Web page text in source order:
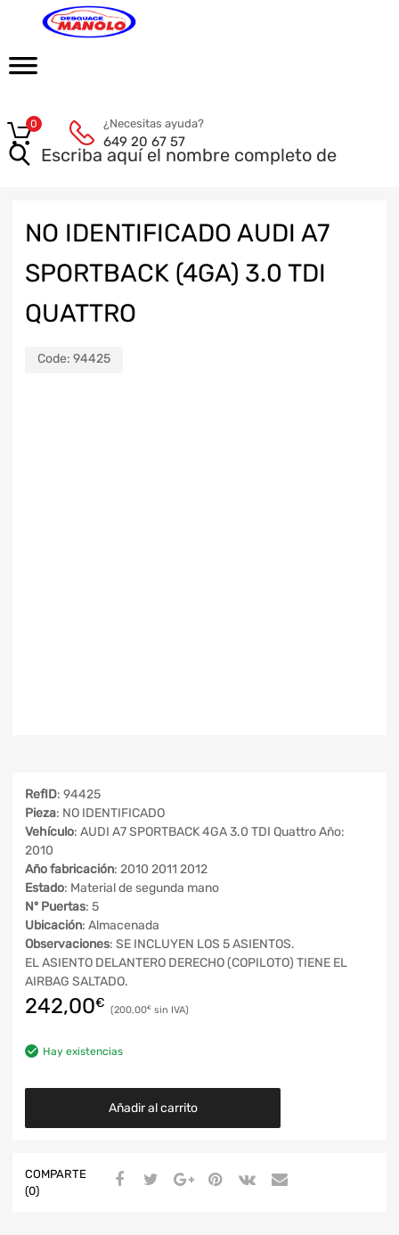
¿Necesitas ayuda?
649 20 67 57
0
NO IDENTIFICADO AUDI A7
SPORTBACK (4GA) 3.0 TDI
QUATTRO
Code: 94425
RefID: 94425
Pieza: NO IDENTIFICADO
Vehículo: AUDI A7 SPORTBACK 4GA 3.0 TDI Quattro Año:
2010
Año fabricación: 2010 2011 2012
Estado: Material de segunda mano
Nº Puertas: 5
Ubicación: Almacenada
Observaciones: SE INCLUYEN LOS 5 ASIENTOS.
EL ASIENTO DELANTERO DERECHO (COPILOTO) TIENE EL
AIRBAG SALTADO.
242,00€ 200,00€
Hay existencias
Añadir al carrito
COMPARTE
(0)